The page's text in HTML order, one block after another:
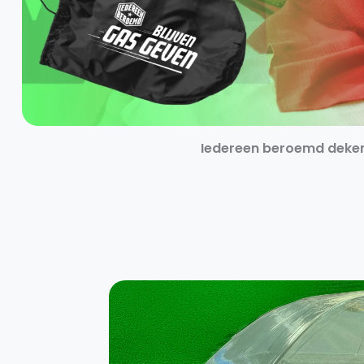
Iedereen beroemd